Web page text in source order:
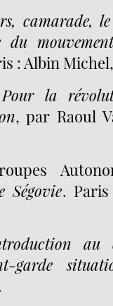
camarade,
: Albin
Pour la
, par Raoul
Ségovie.
au
garde